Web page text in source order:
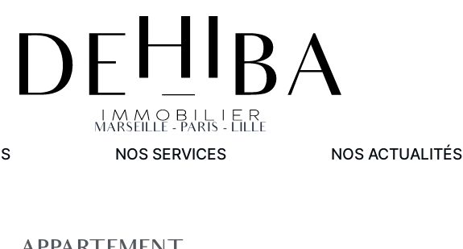
MARSEILLE - PARIS - LILLE
NOS SERVICES NOS ACTUALITÉS
Acheter
Vendre
Estimer